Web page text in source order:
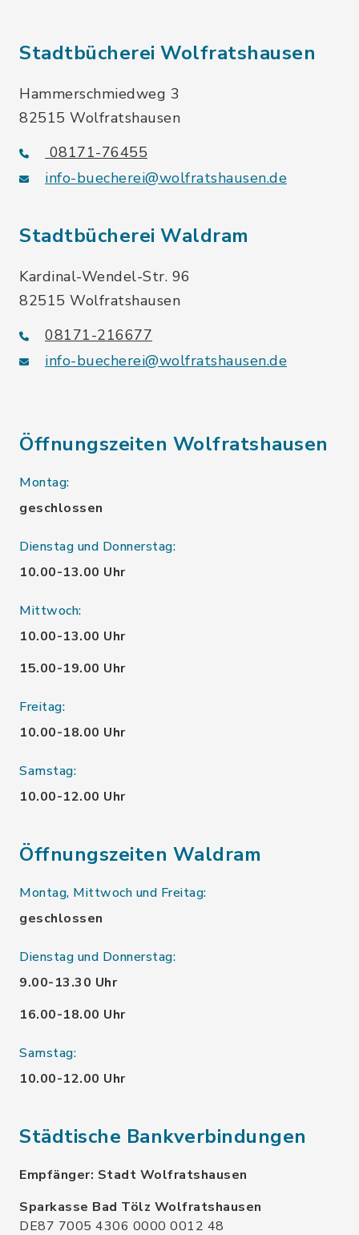
Stadtbücherei Wolfratshausen
Hammerschmiedweg 3
82515 Wolfratshausen
08171-76455
info-buecherei@wolfratshausen.de
Stadtbücherei Waldram
Kardinal-Wendel-Str. 96
82515 Wolfratshausen
08171-216677
info-buecherei@wolfratshausen.de
Öffnungszeiten Wolfratshausen
Montag:
geschlossen
Dienstag und Donnerstag:
10.00-13.00 Uhr
Mittwoch:
10.00-13.00 Uhr
15.00-19.00 Uhr
Freitag:
10.00-18.00 Uhr
Samstag:
10.00-12.00 Uhr
Öffnungszeiten Waldram
Montag, Mittwoch und Freitag:
geschlossen
Dienstag und Donnerstag:
9.00-13.30 Uhr
16.00-18.00 Uhr
Samstag:
10.00-12.00 Uhr
Städtische Bankverbindungen
Empfänger: Stadt Wolfratshausen
Sparkasse Bad Tölz Wolfratshausen
DE87 7005 4306 0000 0012 48